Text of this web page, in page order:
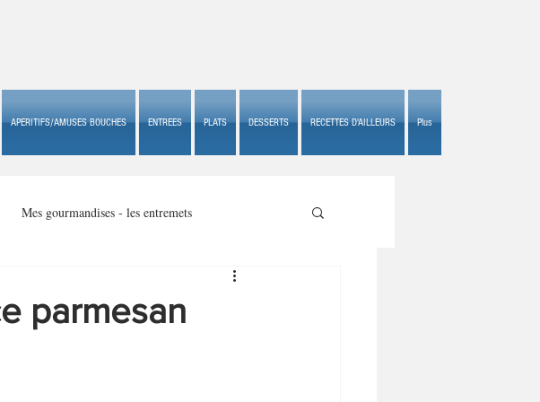
APERITIFS/AMUSES BOUCHES ENTREES PLATS DESSERTS RECETTES D'AILLEURS Plus
Mes gourmandises - les entremets
parmesan